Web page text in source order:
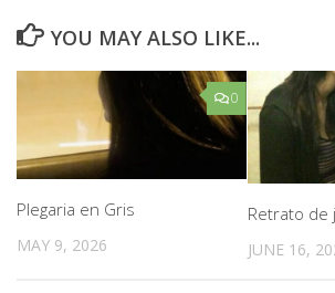
YOU MAY ALSO LIKE...
0
Plegaria en Gris
MAY 9, 2026
Retrato de
JUNE 16,